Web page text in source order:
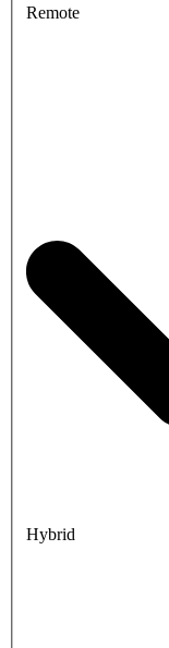
Remote
Hybrid